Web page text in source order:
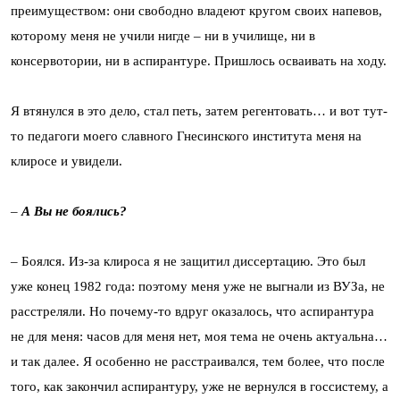
преимуществом: они свободно владеют кругом своих напевов,
которому меня не учили нигде – ни в училище, ни в
консервотории, ни в аспирантуре. Пришлось осваивать на ходу.
Я втянулся в это дело, стал петь, затем регентовать… и вот тут-
то педагоги моего славного Гнесинского института меня на
клиросе и увидели.
– А Вы не боялись?
– Боялся. Из-за клироса я не защитил диссертацию. Это был
уже конец 1982 года: поэтому меня уже не выгнали из ВУЗа, не
расстреляли. Но почему-то вдруг оказалось, что аспирантура
не для меня: часов для меня нет, моя тема не очень актуальна…
и так далее. Я особенно не расстраивался, тем более, что после
того, как закончил аспирантуру, уже не вернулся в госсистему, а